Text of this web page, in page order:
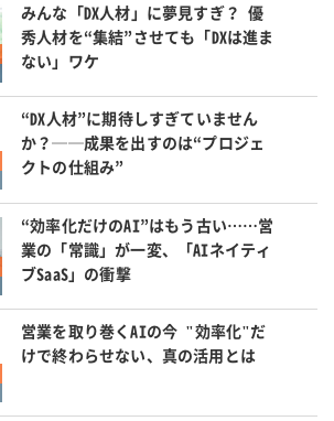
みんな「DX人材」に夢見すぎ？ 優
秀人材を“集結”させても「DXは進ま
ない」ワケ
“DX人材”に期待しすぎていません
か？──成果を出すのは“プロジェ
クトの仕組み”
“効率化だけのAI”はもう古い……営
業の「常識」が一変、「AIネイティ
ブSaaS」の衝撃
営業を取り巻くAIの今 "効率化"だ
けで終わらせない、真の活用とは